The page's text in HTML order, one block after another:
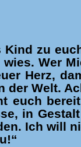
zu
Wer
Herz,
Welt.
euch
in
Ich will